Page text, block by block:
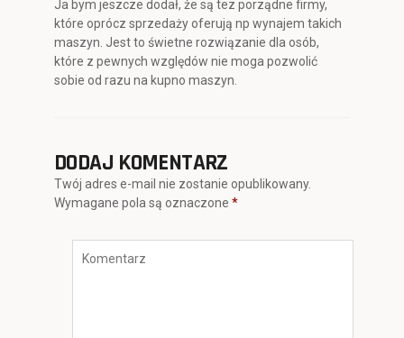
Ja bym jeszcze dodał, że są tez porządne firmy,
które oprócz sprzedaży oferują np wynajem takich
maszyn. Jest to świetne rozwiązanie dla osób,
które z pewnych względów nie moga pozwolić
sobie od razu na kupno maszyn.
DODAJ KOMENTARZ
Twój adres e-mail nie zostanie opublikowany.
Wymagane pola są oznaczone *